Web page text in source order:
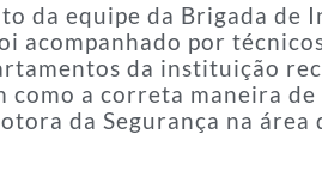
da equipe da Brigada de
por
da instituição
a correta maneira
da Segurança na